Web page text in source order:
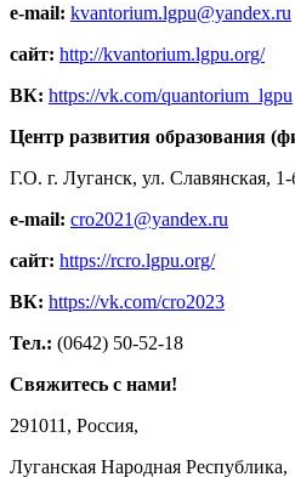
e-mail: kvantorium.lgpu@yandex.ru
сайт: http://kvantorium.lgpu.org/
ВК: https://vk.com/quantorium_lgpu
Центр развития образования
Г.О. г. Луганск, ул. Славянская, 1-
e-mail: cro2021@yandex.ru
сайт: https://rcro.lgpu.org/
ВК: https://vk.com/cro2023
Тел.: (0642) 50-52-18
Свяжитесь с нами!
291011, Россия,
Луганская Народная Республика,